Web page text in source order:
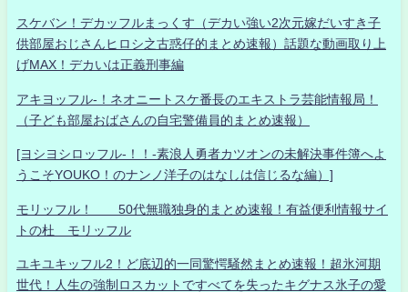
スケバン！デカッフルまっくす（デカい強い2次元嫁だいすき子
供部屋おじさんヒロシ之古惑仔的まとめ速報）話題な動画取り上
げMAX！デカいは正義刑事編
アキヨッフル-！ネオニートスケ番長のエキストラ芸能情報局！
（子ども部屋おばさんの自宅警備員的まとめ速報）
[ヨシヨシロッフル-！！-素浪人勇者カツオンの未解決事件簿へよ
うこそYOUKO！のナンノ洋子のはなしは信じるな編）]
モリッフル！ 50代無職独身的まとめ速報！有益便利情報サイ
トの杜 モリッフル
ユキユキッフル2！ど底辺的一同驚愕騒然まとめ速報！超氷河期
世代！人生の強制ロスカットですべてを失ったキグナス氷子の愛